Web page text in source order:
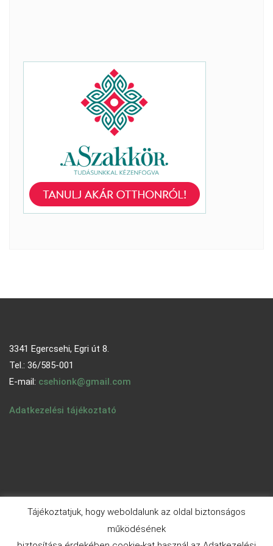
3341 Egercsehi, Egri út 8.
Tel.: 36/585-001
E-mail: csehionk@gmail.com
Adatkezelési tájékoztató
Tájékoztatjuk, hogy weboldalunk az oldal biztonságos
működésének